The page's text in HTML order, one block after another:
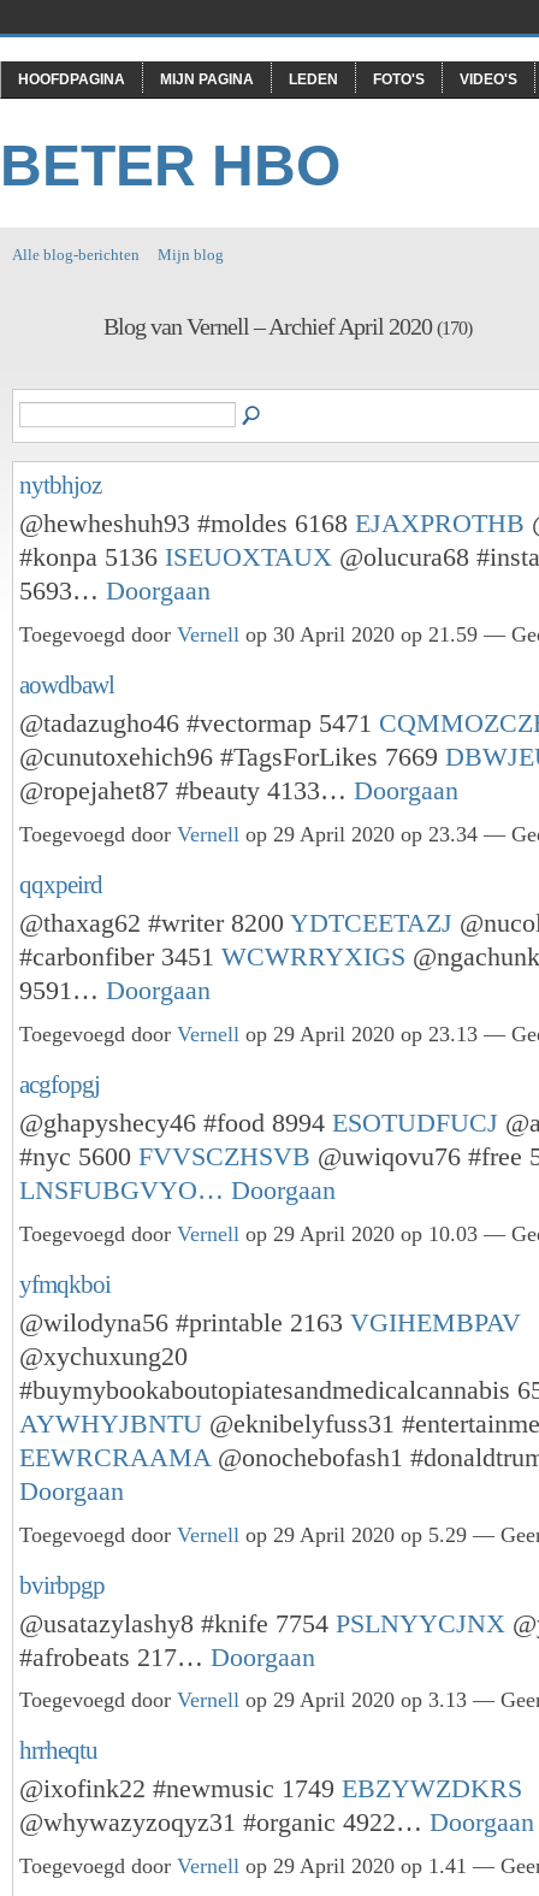
HOOFDPAGINA MIJN PAGINA LEDEN FOTO'S VIDEO'S
BETER HBO
Alle blog-berichten Mijn blog
Blog van Vernell – Archief April 2020(170)
nytbhjoz
@hewheshuh93 #moldes 6168 EJAXPROTHB
#konpa 5136 ISEUOXTAUX @olucura68
5693… Doorgaan
Toegevoegd door Vernell op 30 April 2020 op 21.59 —
aowdbawl
@tadazugho46 #vectormap 5471
@cunutoxehich96 #TagsForLikes 7669
@ropejahet87 #beauty 4133… Doorgaan
Toegevoegd door Vernell op 29 April 2020 op 23.34 —
qqxpeird
@thaxag62 #writer 8200 YDTCEETAZJ
#carbonfiber 3451 WCWRRYXIGS
9591… Doorgaan
Toegevoegd door Vernell op 29 April 2020 op 23.13 —
acgfopgj
@ghapyshecy46 #food 8994 ESOTUDFUCJ
#nyc 5600 FVVSCZHSVB @uwiqovu76 #free
LNSFUBGVYO… Doorgaan
Toegevoegd door Vernell op 29 April 2020 op 10.03 —
yfmqkboi
@wilodyna56 #printable 2163 VGIHEMBPAV
@xychuxung20
#buymybookaboutopiatesandmedicalcannabis
AYWHYJBNTU @eknibelyfuss31
EEWRCRAAMA @onochebofash1
Doorgaan
Toegevoegd door Vernell op 29 April 2020 op 5.29 —
bvirbpgp
@usatazylashy8 #knife 7754 PSLNYYCJNX
#afrobeats 217… Doorgaan
Toegevoegd door Vernell op 29 April 2020 op 3.13 —
hrrheqtu
@ixofink22 #newmusic 1749 EBZYWZDKRS
@whywazyzoqyz31 #organic 4922… Doorgaan
Toegevoegd door Vernell op 29 April 2020 op 1.41 —